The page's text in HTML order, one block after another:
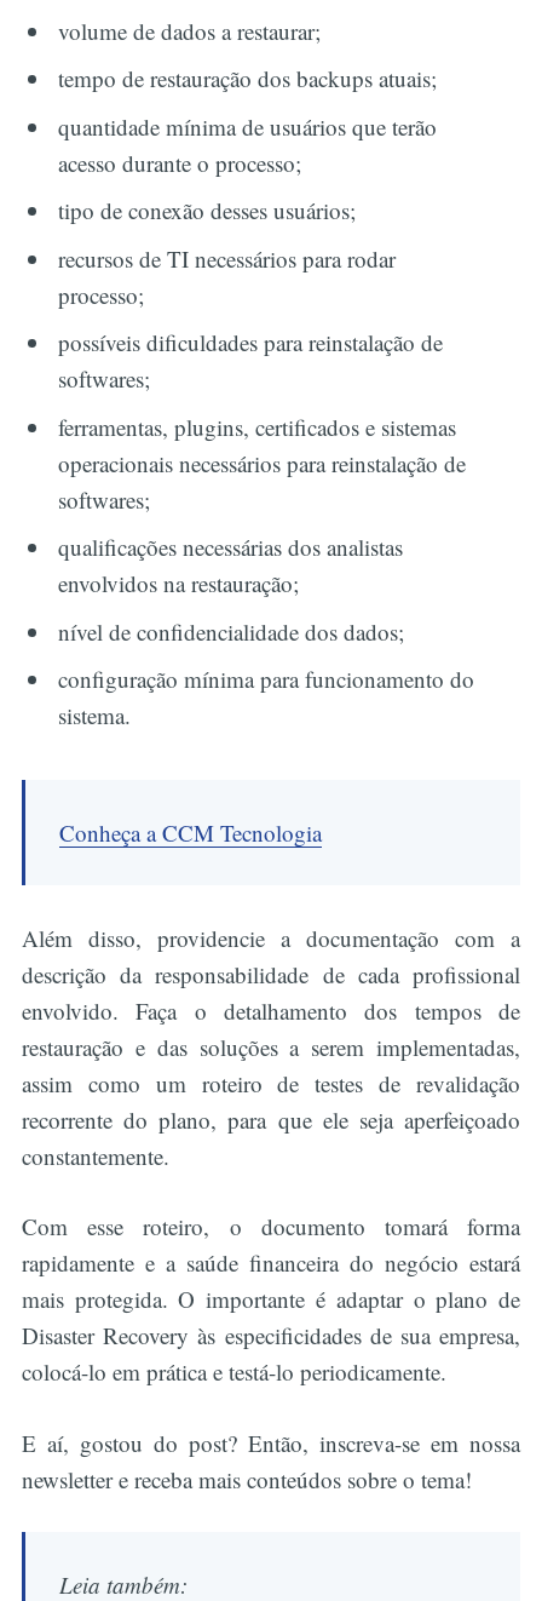
volume de dados a restaurar;
tempo de restauração dos backups atuais;
quantidade mínima de usuários que terão
acesso durante o processo;
tipo de conexão desses usuários;
recursos de TI necessários para rodar
processo;
possíveis dificuldades para reinstalação de
softwares;
ferramentas, plugins, certificados e sistemas
operacionais necessários para reinstalação de
softwares;
qualificações necessárias dos analistas
envolvidos na restauração;
nível de confidencialidade dos dados;
configuração mínima para funcionamento do
sistema.
Conheça a CCM Tecnologia
Além disso, providencie a documentação com a
descrição da responsabilidade de cada profissional
envolvido. Faça o detalhamento dos tempos de
restauração e das soluções a serem implementadas,
assim como um roteiro de testes de revalidação
recorrente do plano, para que ele seja aperfeiçoado
constantemente.
Com esse roteiro, o documento tomará forma
rapidamente e a saúde financeira do negócio estará
mais protegida. O importante é adaptar o plano de
Disaster Recovery às especificidades de sua empresa,
colocá-lo em prática e testá-lo periodicamente.
E aí, gostou do post? Então, inscreva-se em nossa
newsletter e receba mais conteúdos sobre o tema!
Leia também: